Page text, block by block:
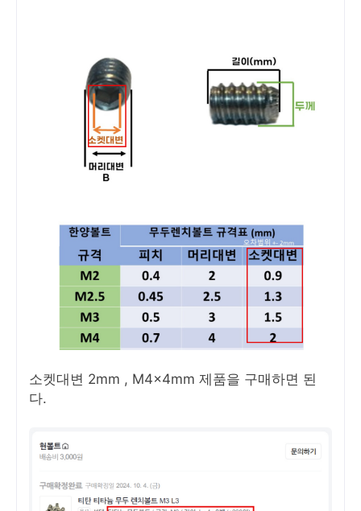
소켓대변 2mm , M4x4mm 제품을 구매하면 된
다.